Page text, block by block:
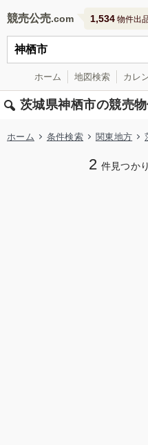
競売公売 1,534 物件出
ホーム 地図検索 カレ
茨城県神栖市の競売
ホーム 条件検索 関東地方
2 件見つか